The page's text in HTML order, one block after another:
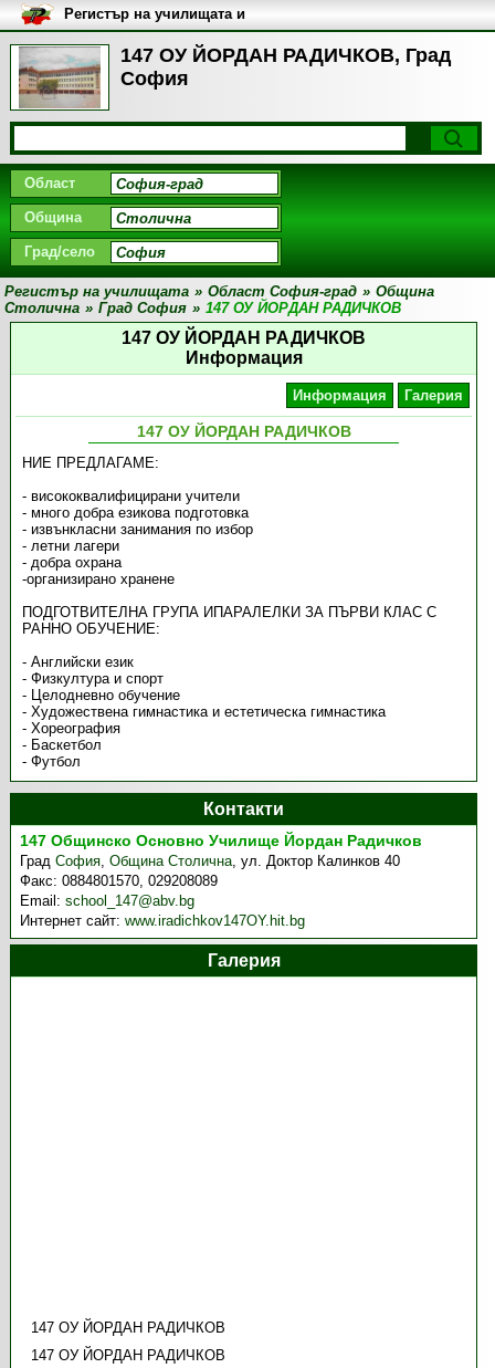
147 ОУ ЙОРДАН РАДИЧКОВ, Град
София
Регистър на училищата и
университетите в България
Област
Община
Град/село
Регистър на училищата » Област София-град » Община
Столична » Град София » 147 ОУ ЙОРДАН РАДИЧКОВ
147 ОУ ЙОРДАН РАДИЧКОВ
Информация
Информация Галерия
147 ОУ ЙОРДАН РАДИЧКОВ
НИЕ ПРЕДЛАГАМЕ:
- висококвалифицирани учители
- много добра езикова подготовка
- извънкласни занимания по избор
- летни лагери
- добра охрана
-организирано хранене
ПОДГОТВИТЕЛНА ГРУПА ИПАРАЛЕЛКИ ЗА ПЪРВИ КЛАС С
РАННО ОБУЧЕНИЕ:
- Английски език
- Физкултура и спорт
- Целодневно обучение
- Художествена гимнастика и естетическа гимнастика
- Хореография
- Баскетбол
- Футбол
Контакти
147 Общинско Основно Училище Йордан Радичков
ГрадСофия,Община Столична,ул. Доктор Калинков 40
Факс:0884801570, 029208089
Email:school_147@abv.bg
Интернет сайт:www.iradichkov147OY.hit.bg
Галерия
147 ОУ ЙОРДАН РАДИЧКОВ
147 ОУ ЙОРДАН РАДИЧКОВ